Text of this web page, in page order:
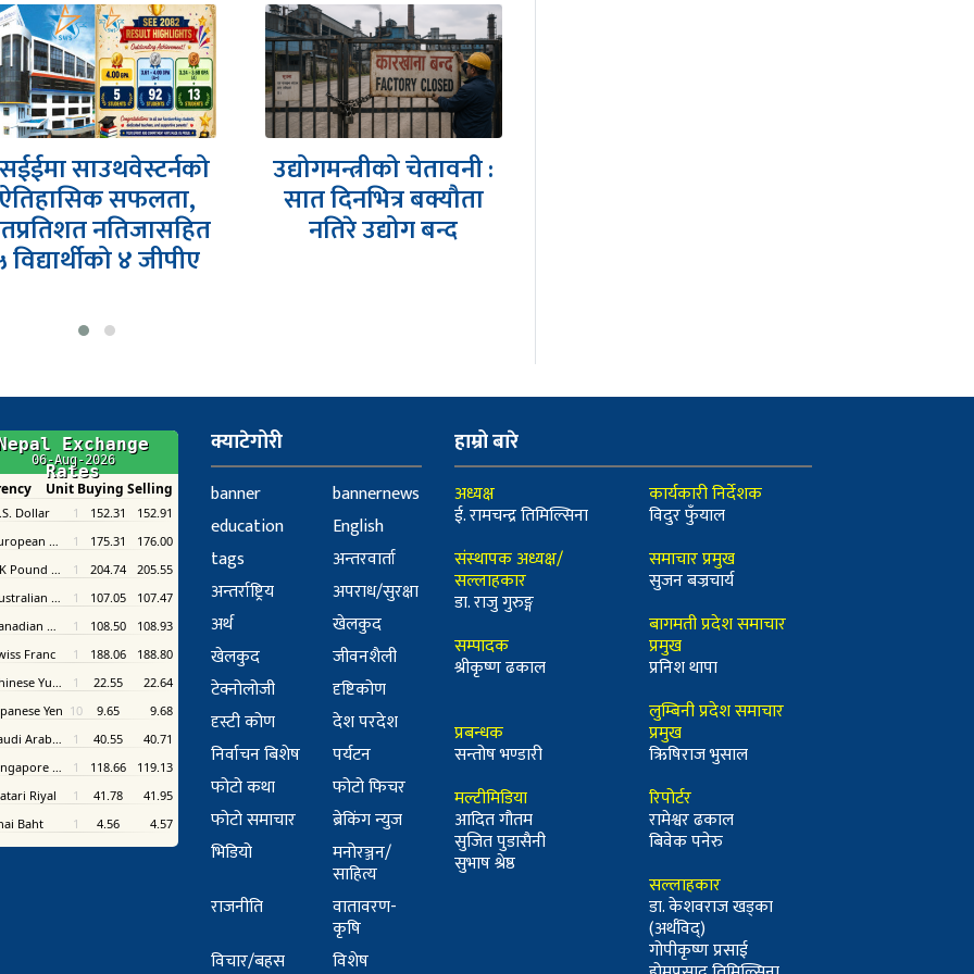
चेतावनी :
दिनभित्र बक्यौता
नतिरे उद्योग बन्द
ओली सरकारको पालामा
सुरु भएको एरोस्पेस
शिक्षा पहल आठ
क्याटेगोरी
banner
bannernews
education
English
tags
अन्तरवार्ता
अन्तर्राष्ट्रिय
अपराध/सुरक्षा
अर्थ
खेलकुद
खेलकुद
जीवनशैली
टेक्नोलोजी
दृष्टिकोण
दृस्टी कोण
देश परदेश
निर्वाचन बिशेष
पर्यटन
फोटो कथा
फोटो फिचर
फोटो समाचार
ब्रेकिंग न्युज
भिडियो
मनोरञ्जन/
साहित्य
राजनीति
वातावरण-
कृषि
विचार/बहस
विशेष
हाम्रो बारे
अध्यक्ष
ई. रामचन्द्र तिमिल्सिना
संस्थापक अध्यक्ष/
सल्लाहकार
डा. राजु गुरुङ्ग
सम्पादक
श्रीकृष्ण ढकाल
प्रबन्धक
सन्तोष भण्डारी
मल्टीमिडिया
आदित गौतम
सुजित पुडासैनी
सुभाष श्रेष्ठ
कार्यकारी निर्देशक
विदुर फुँयाल
समाचार प्रमुख
सुजन बज्रचार्य
बागमती प्रदेश समाचार
प्रमुख
प्रनिश थापा
लुम्बिनी प्रदेश समाचार
प्रमुख
ऋिषिराज भुसाल
रिपोर्टर
रामेश्वर ढकाल
बिवेक पनेरु
सल्लाहकार
डा. केशवराज खड्का
(अर्थविद्)
गोपीकृष्ण प्रसाई